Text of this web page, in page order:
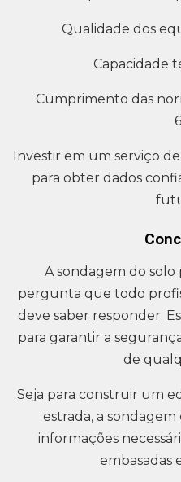
Qualidade dos
Capacidade
Cumprimento das
Investir em um serviço
para obter dados
A sondagem do solo
pergunta que todo
deve saber responder.
para garantir a
de
Seja para construir um
estrada, a
informações
embasadas